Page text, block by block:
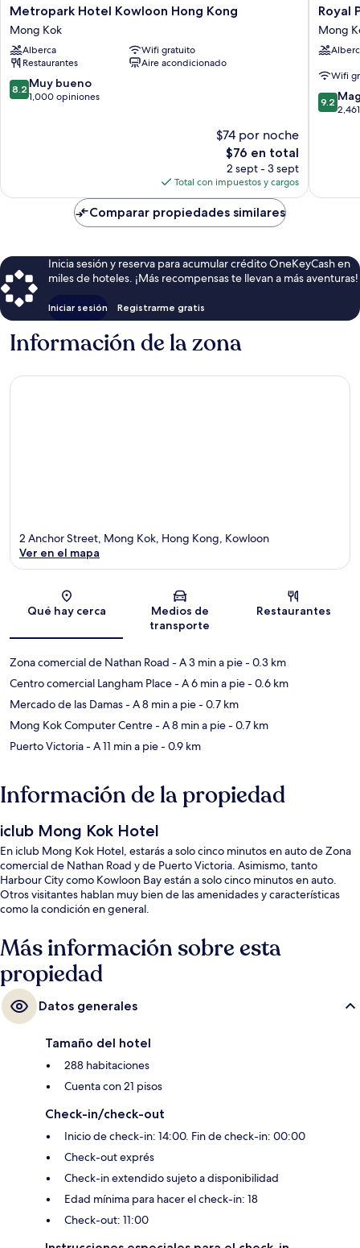
Metropark
Hotel
Kowloon
Hong
Kong
Mong
Kok
Metropark Hotel Kowloon Hong Kong
Mong Kok
Alberca
Wifi gratuito
Restaurantes
Aire acondicionado
8.2
de
8.2 Muy bueno
1,000 opiniones
$74 por noche
El
precio
actual
es
de
$76
$76 en total
2 sept - 3 sept
Total con impuestos y cargos
Royal
Plaza
Hotel
Mong
Royal
Mong
Wifi
9.2
de
9.2
Comparar propiedades similares
Inicia sesión y reserva para acumular crédito OneKeyCash en
miles de hoteles. ¡Más recompensas te llevan a más aventuras!
Iniciar sesión Registrarme gratis
Información de la zona
Sección del mapa
2 Anchor Street, Mong Kok, Hong Kong, Kowloon
Ver en el mapa
Qué hay cerca
Medios de
transporte
Restaurantes
Zona comercial de Nathan Road - A 3 min a pie- 0.3 km
Centro comercial Langham Place- A 6 min a pie- 0.6 km
Mercado de las Damas- A 8 min a pie- 0.7 km
Mong Kok Computer Centre- A 8 min a pie- 0.7 km
Puerto Victoria- A 11 min a pie- 0.9 km
Información de la propiedad
iclub Mong Kok Hotel
En iclub Mong Kok Hotel, estarás a solo cinco minutos en auto de Zona
comercial de Nathan Road y de Puerto Victoria. Asimismo, tanto
Harbour City como Kowloon Bay están a solo cinco minutos en auto.
Otros visitantes hablan muy bien de las amenidades y características
como la condición en general.
Más información sobre esta
propiedad
Datos generales
Tamaño del hotel
288 habitaciones
Cuenta con 21 pisos
Check-in/check-out
Inicio de check-in: 14:00. Fin de check-in: 00:00
Check-out exprés
Check-in extendido sujeto a disponibilidad
Edad mínima para hacer el check-in: 18
Check-out: 11:00